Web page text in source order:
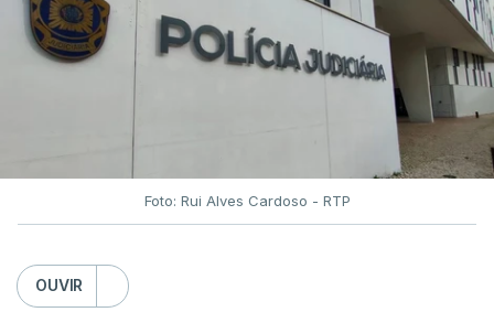
Foto: Rui Alves Cardoso - RTP
OUVIR